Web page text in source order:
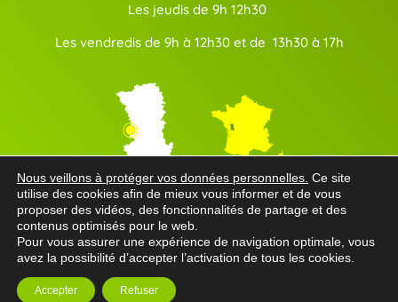
Les jeudis de 9h 12h30
Les vendredis de 9h à 12h30 et de 13h30 à 17h
Communauté de communes Val de Gâtine
Nous veillons à protéger vos données personnelles. Ce site
utilise des cookies afin de mieux vous informer et de vous
proposer des vidéos, des fonctionnalités de partage et des
contenus optimisés pour le web.
Pour vous assurer une expérience de navigation optimale, vous
avez la possibilité d’accepter l’activation de tous les cookies.
Accepter Refuser